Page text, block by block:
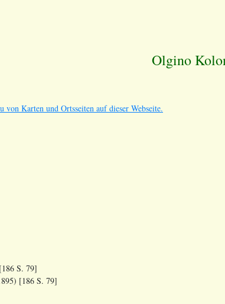
Olgino
von Karten und Ortsseiten auf dieser Webseite.
S. 79]
[186 S. 79]